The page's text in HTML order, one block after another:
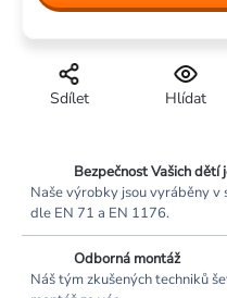
Hlídat
Sdílet
Bezpečnost Vašich dětí
Naše výrobky jsou vyráběny
dle EN 71 a EN 1176.
Odborná montáž
Náš tým zkušených techniků